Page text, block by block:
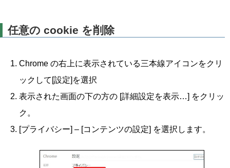
任意の cookie を削除
Chrome の右上に表示されている三本線アイコンをクリ
ックして[設定]を選択
表示された画面の下の方の [詳細設定を表示…] をクリッ
ク。
[プライバシー] – [コンテンツの設定] を選択します。